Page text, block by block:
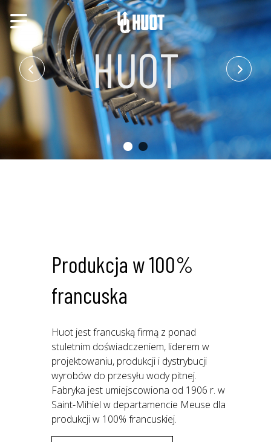
HUOT
Produkcja w 100%
francuska
Huot jest francuską firmą z ponad
stuletnim doświadczeniem, liderem w
projektowaniu, produkcji i dystrybucji
wyrobów do przesyłu wody pitnej.
Fabryka jest umiejscowiona od 1906 r. w
Saint-Mihiel w departamencie Meuse dla
produkcji w 100% francuskiej.